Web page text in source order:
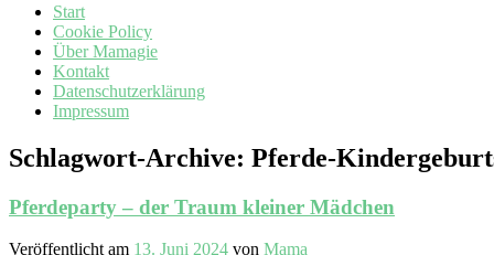
Start
Cookie Policy
Über Mamagie
Kontakt
Datenschutzerklärung
Impressum
Schlagwort-Archive: Pferde-
Pferdeparty – der Traum kleiner Mädchen
Veröffentlicht am 13. Juni 2024 von Mama